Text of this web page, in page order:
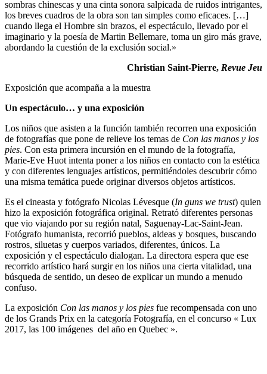
sombras chinescas y una cinta sonora salpicada de ruidos intrigantes,
los breves cuadros de la obra son tan simples como eficaces. […]
cuando llega el Hombre sin brazos, el espectáculo, llevado por el
imaginario y la poesía de Martin Bellemare, toma un giro más grave,
abordando la cuestión de la exclusión social.»
Christian Saint-Pierre, Revue Jeu
Exposición que acompaña a la muestra
Un espectáculo… y una exposición
Los niños que asisten a la función también recorren una exposición
de fotografías que pone de relieve los temas de Con las manos y los
pies. Con esta primera incursión en el mundo de la fotografía,
Marie-Eve Huot intenta poner a los niños en contacto con la estética
y con diferentes lenguajes artísticos, permitiéndoles descubrir cómo
una misma temática puede originar diversos objetos artísticos.
Es el cineasta y fotógrafo Nicolas Lévesque (In guns we trust) quien
hizo la exposición fotográfica original. Retrató diferentes personas
que vio viajando por su región natal, Saguenay-Lac-Saint-Jean.
Fotógrafo humanista, recorrió pueblos, aldeas y bosques, buscando
rostros, siluetas y cuerpos variados, diferentes, únicos. La
exposición y el espectáculo dialogan. La directora espera que ese
recorrido artístico hará surgir en los niños una cierta vitalidad, una
búsqueda de sentido, un deseo de explicar un mundo a menudo
confuso.
La exposición Con las manos y los pies fue recompensada con uno
de los Grands Prix en la categoría Fotografía, en el concurso « Lux
2017, las 100 imágenes del año en Quebec ».